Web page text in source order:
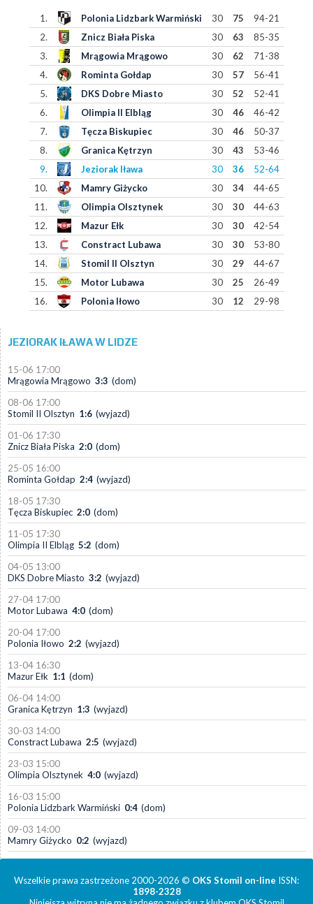
1. Polonia Lidzbark Warmiński 30 75
94-21
2.
Znicz Biała Piska 30 63
85-35
3.
Mrągowia Mrągowo 30 62
71-38
4.
Rominta Gołdap 30 57
56-41
5.
DKS Dobre Miasto 30 52
52-41
6.
Olimpia II Elbląg 30 46
46-42
7.
Tęcza Biskupiec 30 46
50-37
8.
Granica Kętrzyn 30 43
53-46
9.
Jeziorak Iława 30 36
52-64
10.
Mamry Giżycko 30 34
44-65
11.
Olimpia Olsztynek 30 30
44-63
12.
Mazur Ełk 30 30
42-54
13.
Constract Lubawa 30 30
53-80
14.
Stomil II Olsztyn 30 29
44-67
15.
Motor Lubawa 30 25
26-49
16.
Polonia Iłowo 30 12 29-98
JEZIORAK IŁAWA W LIDZE
15-06 17:00
Mrągowia Mrągowo 3:3 (dom)
08-06 17:00
Stomil II Olsztyn 1:6 (wyjazd)
01-06 17:30
Znicz Biała Piska 2:0 (dom)
25-05 16:00
Rominta Gołdap 2:4 (wyjazd)
18-05 17:30
Tęcza Biskupiec 2:0 (dom)
11-05 17:30
Olimpia II Elbląg 5:2 (dom)
04-05 13:00
DKS Dobre Miasto 3:2 (wyjazd)
27-04 17:00
Motor Lubawa 4:0 (dom)
20-04 17:00
Polonia Iłowo 2:2 (wyjazd)
13-04 16:30
Mazur Ełk 1:1 (dom)
06-04 14:00
Granica Kętrzyn 1:3 (wyjazd)
30-03 14:00
Constract Lubawa 2:5 (wyjazd)
23-03 15:00
Olimpia Olsztynek 4:0 (wyjazd)
16-03 15:00
Polonia Lidzbark Warmiński 0:4 (dom)
09-03 14:00
Mamry Giżycko 0:2 (wyjazd)
Wszelkie prawa zastrzeżone 2000-2026 © OKS Stomil on-line ISSN:
1898-2328